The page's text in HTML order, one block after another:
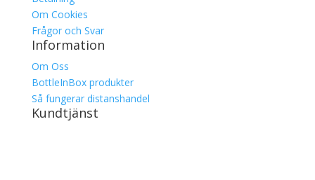
Om Cookies
Frågor och Svar
Information
Om Oss
BottleInBox produkter
Så fungerar distanshandel
Kundtjänst